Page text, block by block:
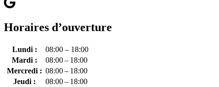
Horaires d’ouverture
Lundi :
08:00 – 18:00
Mardi :
08:00 – 18:00
Mercredi : 08:00 – 18:00
Jeudi :
08:00 – 18:00